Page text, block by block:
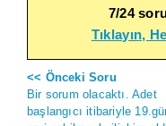
7/24
Tıklayın,
<< Önceki Soru
Bir sorum olacaktı. Adet
başlangıcı itibariyle